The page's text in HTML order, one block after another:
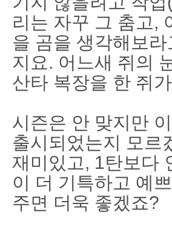
리는 자꾸 그 춤고,
을 곰을 생각해보
지요. 어느새 쥐의
산타 복장을 한 쥐
시즌은 안 맞지만
출시되었는지 모르
재미있고, 1탄보다
이 더 기특하고 예
주면 더욱 좋겠죠?